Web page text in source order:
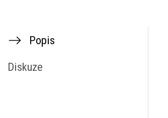
Popis
Diskuze